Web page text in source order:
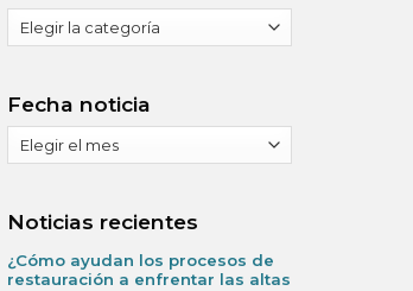
de:
Fecha noticia
noticia
Noticias recientes
¿Cómo ayudan los procesos de
restauración a enfrentar las altas